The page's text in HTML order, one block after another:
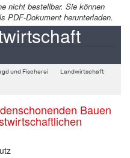
nicht bestellbar. Sie können
PDF-Dokument herunterladen.
und Fischerei Landwirtschaft
Bauen